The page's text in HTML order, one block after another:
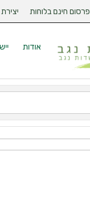
פרסום חינם בלוחות
אודות